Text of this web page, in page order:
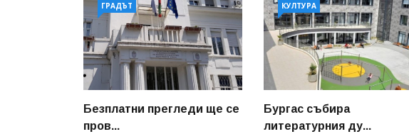
ГРАДЪТ
Безплатни прегледи ще се
пров...
КУЛТУРА
Бургас събира
литературния ду...